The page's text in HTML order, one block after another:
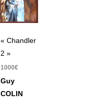
« Chandler
2 »
1000€
Guy
COLIN